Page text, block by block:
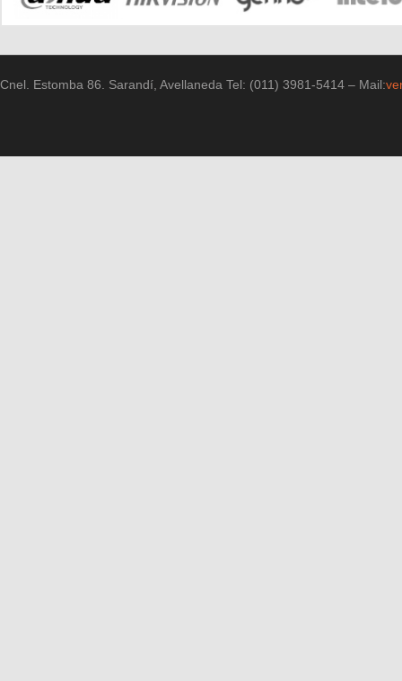
Cnel. Estomba 86. Sarandí, Avellaneda Tel: (011) 3981-5414 – Mail: